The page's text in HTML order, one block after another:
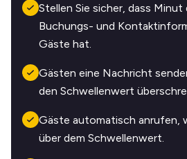
Stellen Sie sicher, dass Minut
Buchungs- und
Gäste hat.
Gästen eine Nachricht
den Schwellenwert
Gäste automatisch anrufen,
über dem Schwellenwert.